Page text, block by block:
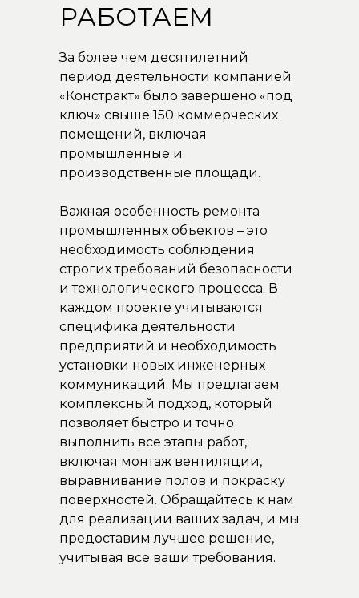
За более чем десятилетний
период деятельности компанией
«Констракт» было завершено «под
ключ» свыше 150 коммерческих
помещений, включая
промышленные и
производственные площади.
Важная особенность ремонта
промышленных объектов – это
необходимость соблюдения
строгих требований безопасности
и технологического процесса. В
каждом проекте учитываются
специфика деятельности
предприятий и необходимость
установки новых инженерных
коммуникаций. Мы предлагаем
комплексный подход, который
позволяет быстро и точно
выполнить все этапы работ,
включая монтаж вентиляции,
выравнивание полов и покраску
поверхностей. Обращайтесь к нам
для реализации ваших задач, и мы
предоставим лучшее решение,
учитывая все ваши требования.
РАБОТАЕМ